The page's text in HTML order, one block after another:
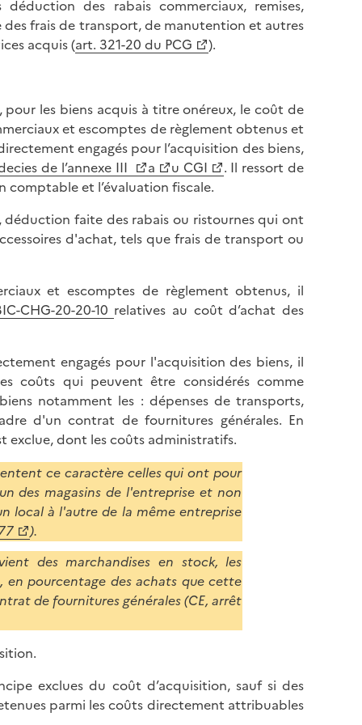
des rabais commerciaux, remises,
frais de transport, de manutention et autres
acquis (art. 321-20 du PCG ).
pour les biens acquis à titre onéreux, le coût de
et escomptes de règlement obtenus et
engagés pour l’acquisition des biens,
de l’annexe III
a u CGI
. Il ressort de
comptable et l’évaluation fiscale.
faite des rabais ou ristournes qui ont
d'achat, tels que frais de transport ou
et escomptes de règlement obtenus, il
CHG-20-20-10 relatives au coût d’achat des
engagés pour l'acquisition des biens, il
coûts qui peuvent être considérés comme
notamment les : dépenses de transports,
d'un contrat de fournitures générales. En
exclue, dont les coûts administratifs.
ce caractère celles qui ont pour
des magasins de l'entreprise et non
local à l'autre de la même entreprise
).
des marchandises en stock, les
en pourcentage des achats que cette
de fournitures générales (CE, arrêt
exclues du coût d’acquisition, sauf si des
parmi les coûts directement attribuables